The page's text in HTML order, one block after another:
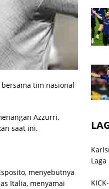
tim nasional
Azzurri,
saat ini.
menyebutnya
Italia, menyamai